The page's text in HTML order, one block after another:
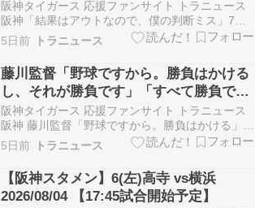
僕の中では行けるんじゃないかなという
のはあったけど、そうじゃなかったの
で、それは僕の判断ミス。何も選手は関
阪神タイガース 応援ファンサイト トラニュース
阪神「結果はアウトなので、僕の判断ミス」7回
の大山悠輔本塁憤死で田中秀太コーチが自身の責
任を強調 – スポニチ Sponichi Annex 野球
https://t.co/aypoTQuG1W— […]田中秀太コーチ
「結果はアウトな…
5日前 トラニュース
藤川監督「野球ですから。勝負はかける
し、それが勝負です」「すべて勝負です
から。どんな時も勝負です」
阪神タイガース 応援ファンサイト トラニュース
阪神 藤川監督「野球ですから。勝負はかける」7
回の大山憤死の場面に言及「勝負」ワード4回繰
り返す – スポニチ Sponichi Annex 野球
https://t.co/UYnPZIfxCm— […]藤川監督「野球で
すから。勝負は…
5日前 トラニュース
【阪神スタメン】6(左)高寺 vs横浜
2026/08/04 【17:45試合開始予定】